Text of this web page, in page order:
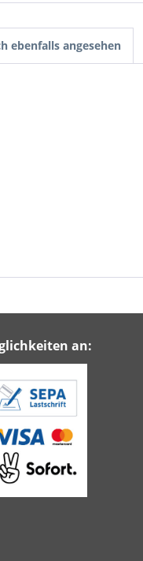
ebenfalls angesehen
an: